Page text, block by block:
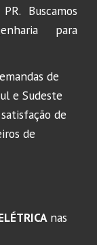
Buscamos
para
de
e Sudeste
de
de
nas